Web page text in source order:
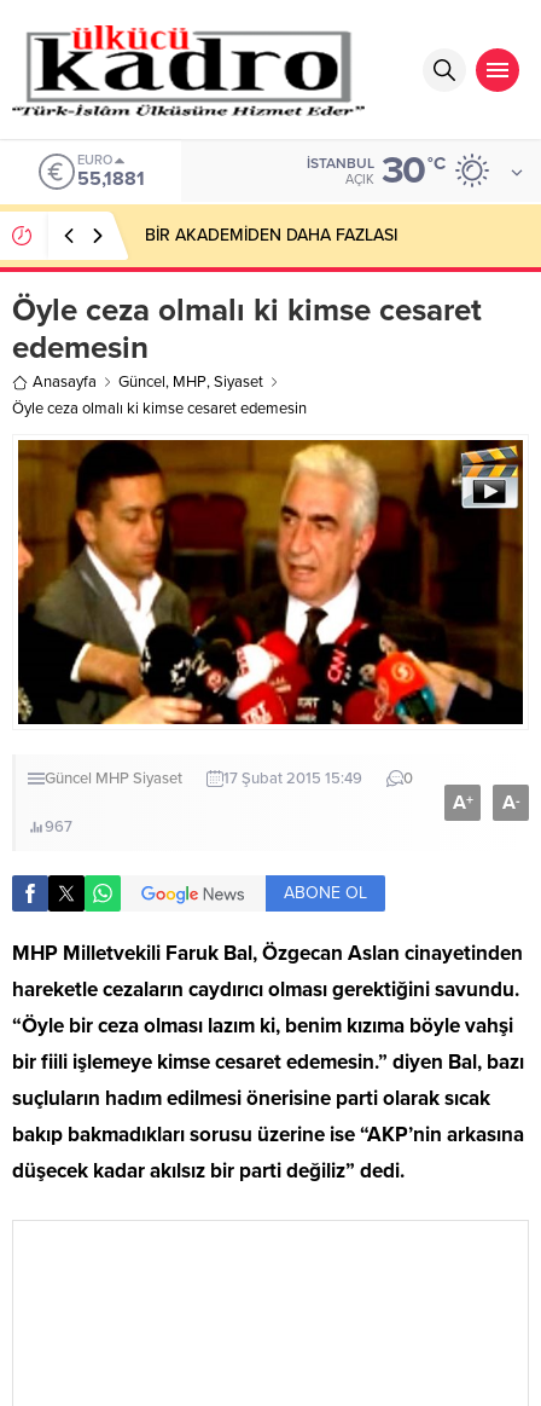
ALTIN
6.660,55
İSTANBUL
AÇIK 30°C
Ovaköy Sınır Kapısı: Zengezur Kadar Stratejik,
Türkmeneli Kadar Millî
Öyle ceza olmalı ki kimse cesaret
edemesin
Anasayfa Güncel, MHP,Siyaset
Öyle ceza olmalı ki kimse cesaret edemesin
Güncel MHPSiyaset 17 Şubat 2015 15:49 0
967
A+ A-
ABONE OL
MHP Milletvekili Faruk Bal, Özgecan Aslan cinayetinden
hareketle cezaların caydırıcı olması gerektiğini savundu.
“Öyle bir ceza olması lazım ki, benim kızıma böyle vahşi
bir fiili işlemeye kimse cesaret edemesin.” diyen Bal, bazı
suçluların hadım edilmesi önerisine parti olarak sıcak
bakıp bakmadıkları sorusu üzerine ise “AKP’nin arkasına
düşecek kadar akılsız bir parti değiliz” dedi.